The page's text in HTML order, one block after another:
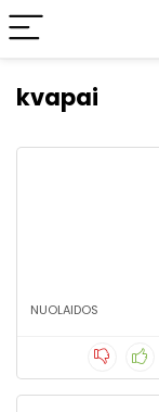
kvapai
NUOLAIDOS